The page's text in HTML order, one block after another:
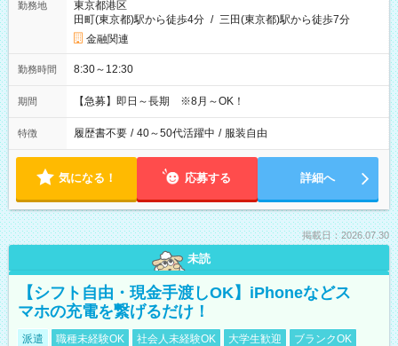
勤務地
東京都港区
田町(東京都)駅から徒歩4分 / 三田(東京都)駅から徒歩7分
金融関連
勤務時間 8:30～12:30
期間 【急募】即日～長期 ※8月～OK！
特徴 履歴書不要 / 40～50代活躍中 / 服装自由
気になる！ 応募する 詳細へ
掲載日：2026.07.30
未読
【シフト自由・現金手渡しOK】iPhoneなどス
マホの充電を繋げるだけ！
派遣 職種未経験OK 社会人未経験OK 大学生歓迎
ブランクOK